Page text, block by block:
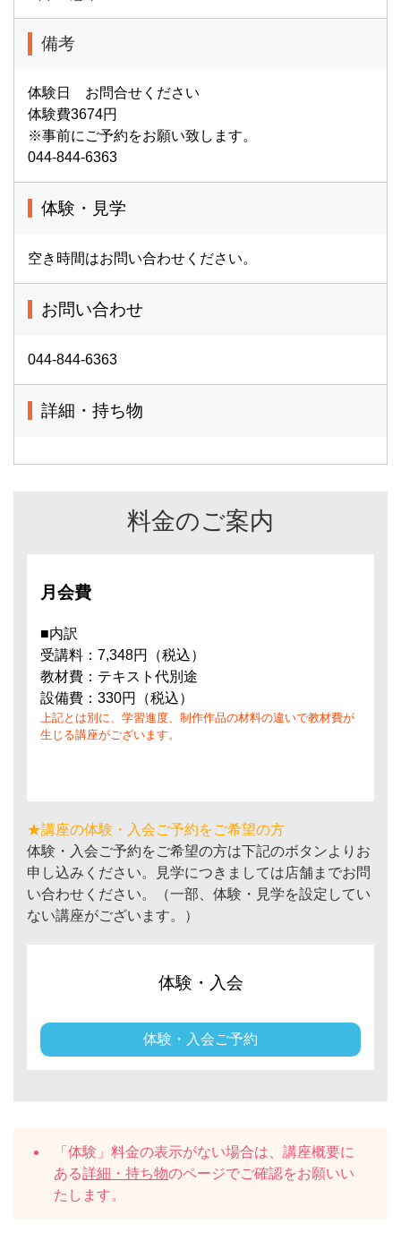
備考
体験日 お問合せください
体験費3674円
※事前にご予約をお願い致します。
044-844-6363
体験・見学
空き時間はお問い合わせください。
お問い合わせ
044-844-6363
詳細・持ち物
料金のご案内
月会費
■内訳
受講料：7,348円（税込）
教材費：テキスト代別途
設備費：330円（税込）
上記とは別に、学習進度、制作作品の材料の違いで教材費が
生じる講座がございます。
★講座の体験・入会ご予約をご希望の方
体験・入会ご予約をご希望の方は下記のボタンよりお
申し込みください。見学につきましては店舗までお問
い合わせください。（一部、体験・見学を設定してい
ない講座がございます。）
体験・入会
体験・入会ご予約
「体験」料金の表示がない場合は、講座概要に
ある詳細・持ち物のページでご確認をお願いい
たします。